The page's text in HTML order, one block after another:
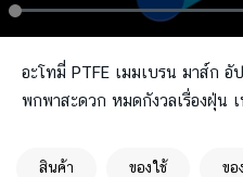
อะโทมี่ PTFE เมมเบรน มาส์ก อั
พกพาสะดวก หมดกังวลเรื่องฝุ่น
สินค้า ของใช้ ขอ